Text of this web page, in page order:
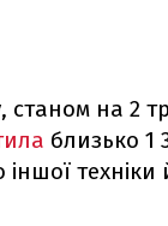
на 2
близько 1
іншої